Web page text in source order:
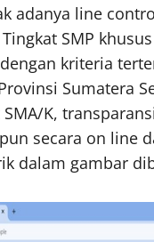
line
SMP
kriteria
Sumatera
K,
secara on line
dalam gambar